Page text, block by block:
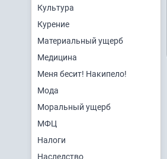
Культура
Курение
Материальный ущерб
Медицина
Меня бесит! Накипело!
Мода
Моральный ущерб
МФЦ
Налоги
Наследство